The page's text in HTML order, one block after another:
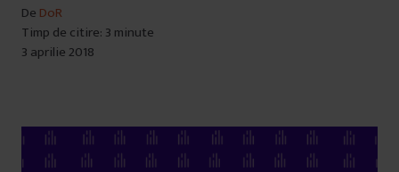
De DoR
Timp de citire: 3 minute
3 aprilie 2018